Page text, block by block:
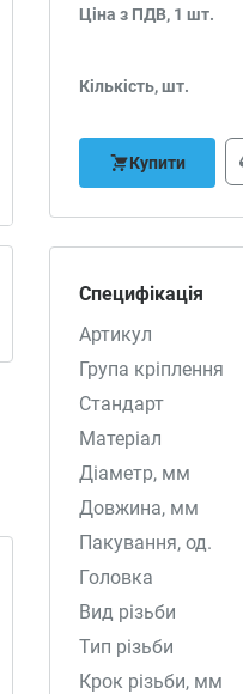
Ціна з ПДВ, 1 шт.
Кількість, шт.
Купити
Специфікація
Артикул
Група кріплення
Стандарт
Матеріал
Діаметр, мм
Довжина, мм
Пакування, од.
Головка
Вид різьби
Тип різьби
Крок різьби, мм